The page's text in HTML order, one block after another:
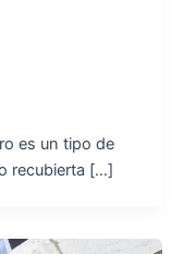
es un tipo de
recubierta […]